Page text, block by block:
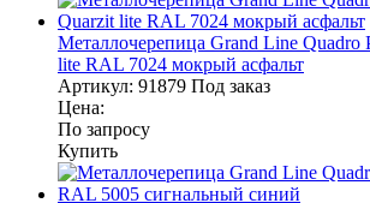
Металлочерепица Grand Line
lite RAL 7024 мокрый асфальт
Артикул: 91879 Под заказ
Цена:
По запросу
Купить